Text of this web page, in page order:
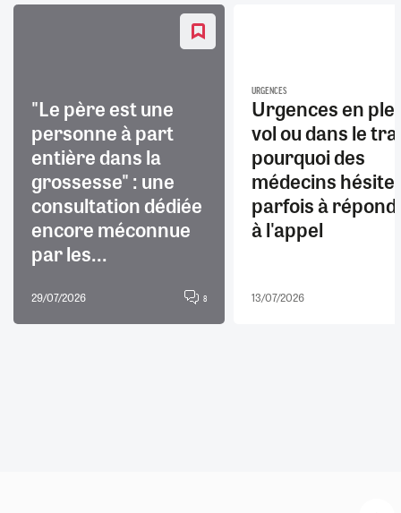
"Le père est une
personne à part
entière dans la
grossesse" : une
consultation dédiée
encore méconnue
par les...
29/07/2026 8
URGENCES
Urgences en
vol ou dans le
pourquoi des
médecins
parfois à
à l'appel
13/07/2026